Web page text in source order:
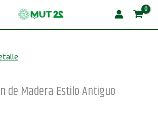
de Madera Estilo Antiguo